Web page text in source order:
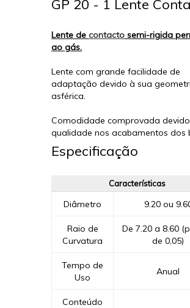
GP 20 - 1 Lente
Lente de contacto semi-rigida
ao gás.
Lente com grande facilidade de
adaptação devido à sua
asférica.
Comodidade comprovada
qualidade nos acabamentos dos
Especificação
Características
Diâmetro 9.20 ou
Raio de
Curvatura
De 7.20 a 8.60
de 0,05)
Tempo de
Uso
Anual
Conteúdo